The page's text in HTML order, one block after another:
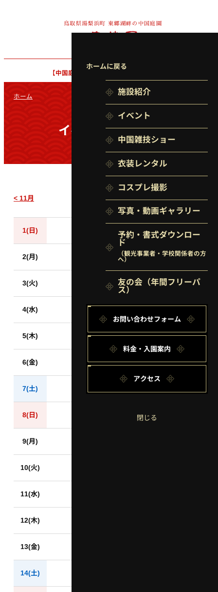
鳥取県湯梨浜町 東郷湖畔の中国庭園
【中国庭園】
ホームに戻る
施設紹介
イベント
中国雑技ショー
衣装レンタル
コスプレ撮影
写真・動画ギャラリー
予約・書式ダウンロー
ド
（観光事業者・学校関係者の方
へ）
友の会 （年間フリーパ
ス）
お問い合わせフォーム
料金・入園案内
アクセス
閉じる
ホーム
イベントカレンダー
< 11月 2024年 12月 1月 >
1(日)
2(月)
3(火)
4(水)
5(木)
6(金)
7(土)
8(日)
9(月)
10(火)
11(水)
12(木)
13(金)
14(土)